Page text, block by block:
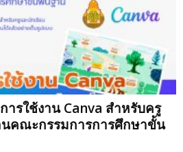
รใช้งาน Canva สำหรับครู
นคณะกรรมการการศึกษาขั้น